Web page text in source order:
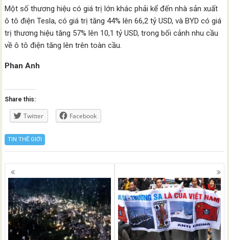
Một số thương hiệu có giá trị lớn khác phải kể đến nhà sản xuất
ô tô điện Tesla, có giá trị tăng 44% lên 66,2 tỷ USD, và BYD có giá
trị thương hiệu tăng 57% lên 10,1 tỷ USD, trong bối cảnh nhu cầu
về ô tô điện tăng lên trên toàn cầu.
Phan Anh
Share this:
Twitter Facebook
TIN THẾ GIỚI
Posts
navigation